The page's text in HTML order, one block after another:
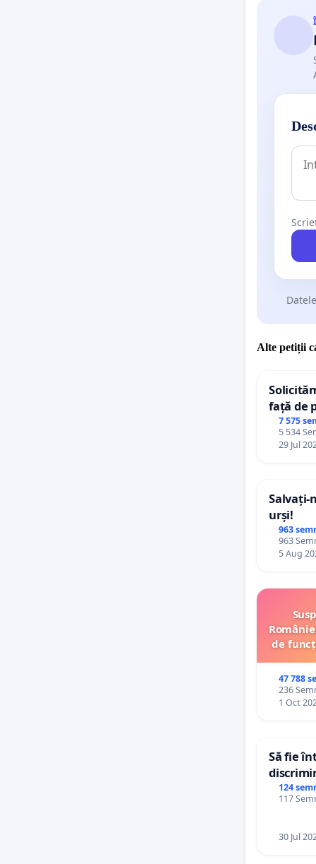
Alte petiții
față de
7 575
5 534
29 Jul
Salvați-
urși!
963
963
5 Aug
de
47 788
236
1 Oct
Să fie
124
117
30 Jul